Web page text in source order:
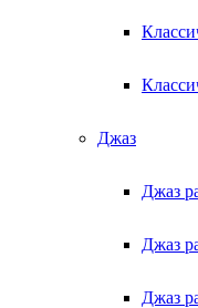
Джаз
Джаз
Джаз
Джаз